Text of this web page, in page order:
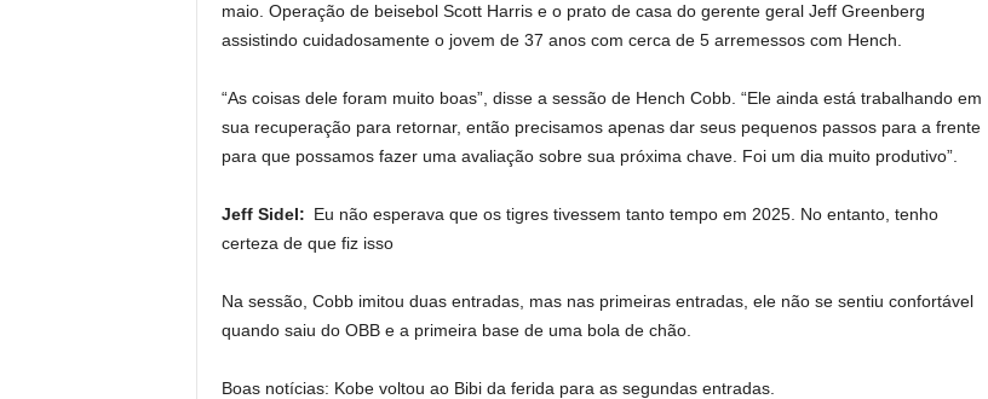
maio. Operação de beisebol Scott Harris e o prato de casa do gerente geral Jeff Greenberg
assistindo cuidadosamente o jovem de 37 anos com cerca de 5 arremessos com Hench.
“As coisas dele foram muito boas”, disse a sessão de Hench Cobb. “Ele ainda está trabalhando em
sua recuperação para retornar, então precisamos apenas dar seus pequenos passos para a frente
para que possamos fazer uma avaliação sobre sua próxima chave. Foi um dia muito produtivo”.
Jeff Sidel: Eu não esperava que os tigres tivessem tanto tempo em 2025. No entanto, tenho
certeza de que fiz isso
Na sessão, Cobb imitou duas entradas, mas nas primeiras entradas, ele não se sentiu confortável
quando saiu do OBB e a primeira base de uma bola de chão.
Boas notícias: Kobe voltou ao Bibi da ferida para as segundas entradas.